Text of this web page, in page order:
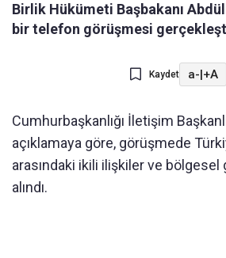
Birlik Hükümeti Başbakanı
bir telefon görüşmesi
Kaydet a-|+A
Cumhurbaşkanlığı İletişim
açıklamaya göre, görüşmede
arasındaki ikili ilişkiler ve
alındı.